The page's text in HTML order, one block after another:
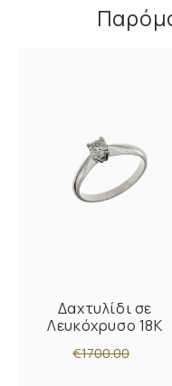
Δαχτυλίδι σε
Λευκόχρυσο 18K
€1700.00